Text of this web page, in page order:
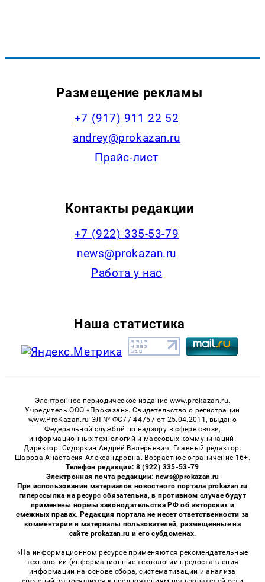
Размещение рекламы
+7 (917) 911 22 52
andrey@prokazan.ru
Прайс-лист
Контакты редакции
+7 (922) 335-53-79
news@prokazan.ru
Работа у нас
Наша статистика
Электронное периодическое издание www.prokazan.ru.
Учредитель ООО «Проказан». Cвидетельство о регистрации
www.ProKazan.ru ЭЛ № ФС77-44757 от 25.04.2011, выдано
Федеральной службой по надзору в сфере связи,
информационных технологий и массовых коммуникаций.
Директор: Сидоркин Андрей Валерьевич. Главный редактор:
Шарова Анастасия Александровна. Возрастное ограничение 16+.
Телефон редакции: 8 (922) 335-53-79
Электронная почта редакции: news@prokazan.ru
При использовании материалов новостного портала prokazan.ru
гиперссылка на ресурс обязательна, в противном случае будут
применены нормы законодательства РФ об авторских и
смежных правах. Редакция портала не несет ответственности за
комментарии и материалы пользователей, размещенные на
сайте prokazan.ru и его субдоменах.
«На информационном ресурсе применяются рекомендательные
технологии (информационные технологии предоставления
информации на основе сбора, систематизации и анализа